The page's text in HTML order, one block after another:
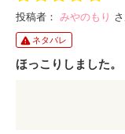
投稿者： みやのもり
ネタバレ
ほっこりしました。
仕事のベストパート